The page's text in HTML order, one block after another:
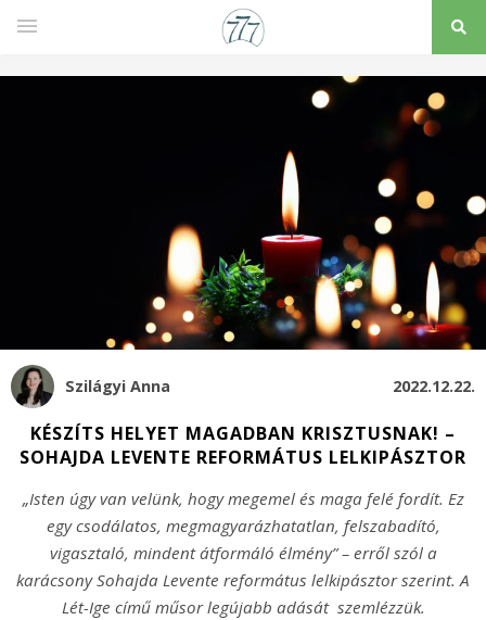
Szilágyi Anna 2022.12.22.
KÉSZÍTS HELYET MAGADBAN KRISZTUSNAK! –
SOHAJDA LEVENTE REFORMÁTUS LELKIPÁSZTOR
„Isten úgy van velünk, hogy megemel és maga felé fordít. Ez
egy csodálatos, megmagyarázhatatlan, felszabadító,
vigasztaló, mindent átformáló élmény” – erről szól a
karácsony Sohajda Levente református lelkipásztor szerint. A
Lét-Ige című műsor legújabb adását szemlézzük.